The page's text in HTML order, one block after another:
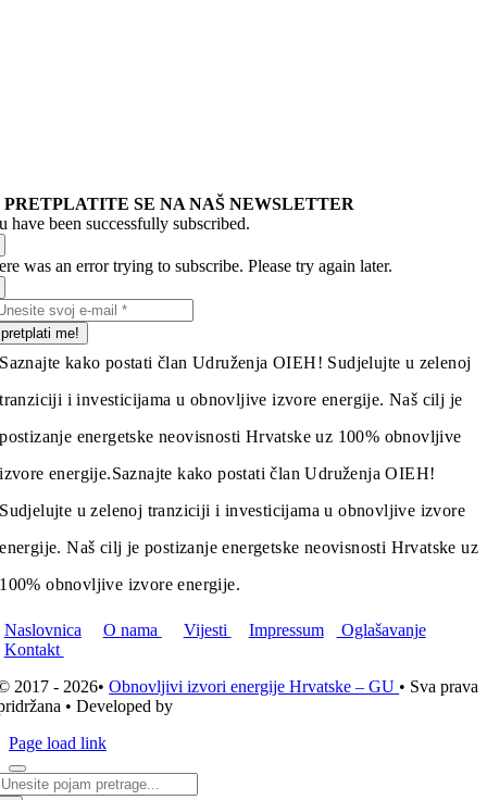
PRETPLATITE SE NA NAŠ NEWSLETTER
have been successfully subscribed.
was an error trying to subscribe. Please try again later.
pretplati me!
Saznajte kako postati član Udruženja OIEH! Sudjelujte u zelenoj
tranziciji i investicijama u obnovljive izvore energije. Naš cilj je
postizanje energetske neovisnosti Hrvatske uz 100% obnovljive
izvore energije.Saznajte kako postati član Udruženja OIEH!
Sudjelujte u zelenoj tranziciji i investicijama u obnovljive izvore
energije. Naš cilj je postizanje energetske neovisnosti Hrvatske uz
100% obnovljive izvore energije.
Naslovnica O nama Vijesti Impressum
Oglašavanje
Kontakt
2017 - 2026•Obnovljivi izvori energije Hrvatske – GU • Sva prava
• Developed by
Page load link